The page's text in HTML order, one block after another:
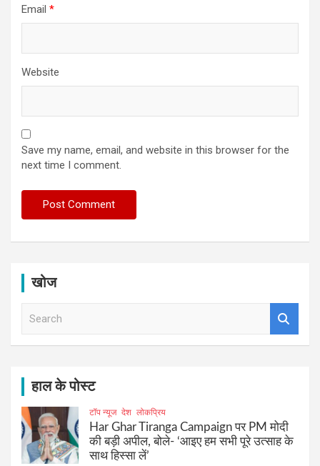
Email *
Website
Save my name, email, and website in this browser for the
next time I comment.
खोज
हाल के पोस्ट
टॉप न्यूज देश लोकप्रिय
Har Ghar Tiranga Campaign पर PM मोदी
की बड़ी अपील, बोले- ‘आइए हम सभी पूरे उत्साह के
साथ हिस्सा लें’